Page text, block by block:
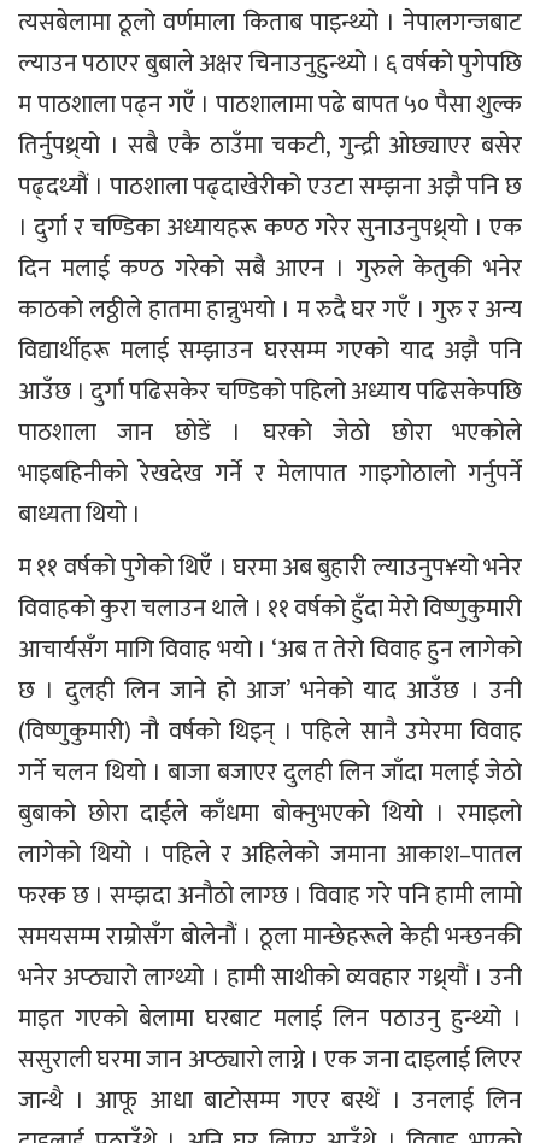
त्यसबेलामा ठूलो वर्णमाला किताब पाइन्थ्यो । नेपालगन्जबाट
ल्याउन पठाएर बुबाले अक्षर चिनाउनुहुन्थ्यो । ६ वर्षको पुगेपछि
म पाठशाला पढ्न गएँ । पाठशालामा पढे बापत ५० पैसा शुल्क
तिर्नुपथ्र्यो । सबै एकै ठाउँमा चकटी, गुन्द्री ओछ्याएर बसेर
पढ्दथ्यौं । पाठशाला पढ्दाखेरीको एउटा सम्झना अझै पनि छ
। दुर्गा र चण्डिका अध्यायहरू कण्ठ गरेर सुनाउनुपथ्र्यो । एक
दिन मलाई कण्ठ गरेको सबै आएन । गुरुले केतुकी भनेर
काठको लठ्ठीले हातमा हान्नुभयो । म रुदै घर गएँ । गुरु र अन्य
विद्यार्थीहरू मलाई सम्झाउन घरसम्म गएको याद अझै पनि
आउँछ । दुर्गा पढिसकेर चण्डिको पहिलो अध्याय पढिसकेपछि
पाठशाला जान छोडें । घरको जेठो छोरा भएकोले
भाइबहिनीको रेखदेख गर्ने र मेलापात गाइगोठालो गर्नुपर्ने
बाध्यता थियो ।
म ११ वर्षको पुगेको थिएँ । घरमा अब बुहारी ल्याउनुप¥यो भनेर
विवाहको कुरा चलाउन थाले । ११ वर्षको हुँदा मेरो विष्णुकुमारी
आचार्यसँग मागि विवाह भयो । ‘अब त तेरो विवाह हुन लागेको
छ । दुलही लिन जाने हो आज’ भनेको याद आउँछ । उनी
(विष्णुकुमारी) नौ वर्षको थिइन् । पहिले सानै उमेरमा विवाह
गर्ने चलन थियो । बाजा बजाएर दुलही लिन जाँदा मलाई जेठो
बुबाको छोरा दाईले काँधमा बोक्नुभएको थियो । रमाइलो
लागेको थियो । पहिले र अहिलेको जमाना आकाश–पातल
फरक छ । सम्झदा अनौठो लाग्छ । विवाह गरे पनि हामी लामो
समयसम्म राम्रोसँग बोलेनौं । ठूला मान्छेहरूले केही भन्छनकी
भनेर अप्ठ्यारो लाग्थ्यो । हामी साथीको व्यवहार गथ्र्यौं । उनी
माइत गएको बेलामा घरबाट मलाई लिन पठाउनु हुन्थ्यो ।
ससुराली घरमा जान अप्ठ्यारो लाग्ने । एक जना दाइलाई लिएर
जान्थै । आफू आधा बाटोसम्म गएर बस्थें । उनलाई लिन